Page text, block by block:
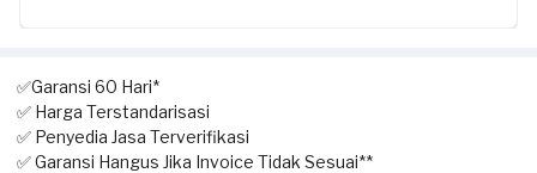
✅Garansi 60 Hari*
✅ Harga Terstandarisasi
✅ Penyedia Jasa Terverifikasi
✅ Garansi Hangus Jika Invoice Tidak Sesuai**